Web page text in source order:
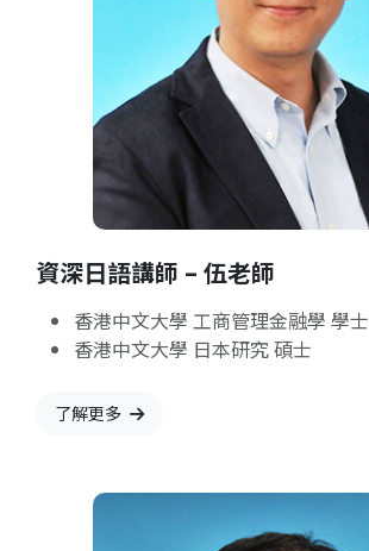
資深日語講師 – 伍老師
香港中文大學 工商管理金融學 學士
香港中文大學 日本研究 碩士
了解更多